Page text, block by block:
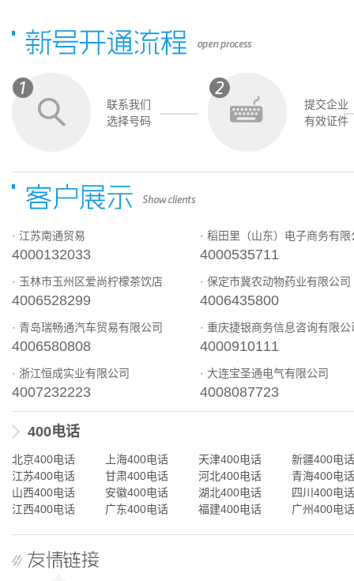
联系我们
选择号码
提交企业
有效证件
· 江苏南通贸易
4000132033
· 稻田里（山东）电子商务有限
4000535711
· 玉林市玉州区爱尚柠檬茶饮店
4006528299
· 保定市冀农动物药业有限公司
4006435800
· 青岛瑞畅通汽车贸易有限公司
4006580808
· 重庆捷银商务信息咨询有限公
4000910111
· 浙江恒成实业有限公司
4007232223
· 大连宝圣通电气有限公司
4008087723
400电话
北京400电话 上海400电话 天津400电话
新疆400电话
江苏400电话
甘肃400电话 河北400电话
青海400电话
山西400电话
安徽400电话 湖北400电话
四川400电话
江西400电话
广东400电话 福建400电话 广州400电话